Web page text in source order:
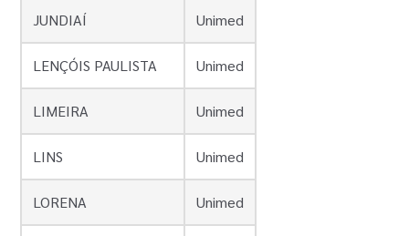
JUNDIAÍ Unimed
LENÇÓIS PAULISTA Unimed
LIMEIRA Unimed
LINS Unimed
LORENA Unimed